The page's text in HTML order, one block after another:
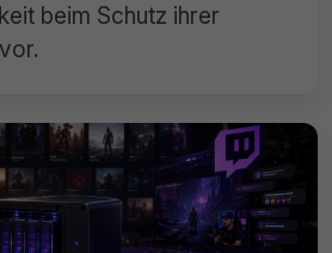
beim Schutz ihrer